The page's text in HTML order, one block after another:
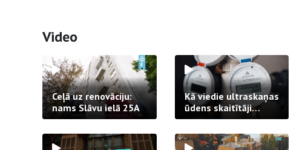
Video
Ceļā uz renovāciju:
nams Slāvu ielā 25A
Kā viedie ultraskaņas
ūdens skaitītāji
strādā praksē